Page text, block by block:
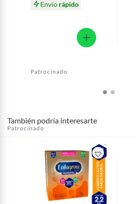
Envío rápido
Patrocinado
También podría interesarte
Patrocinado